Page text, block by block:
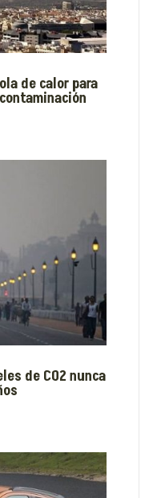
de calor para
de CO2 nunca